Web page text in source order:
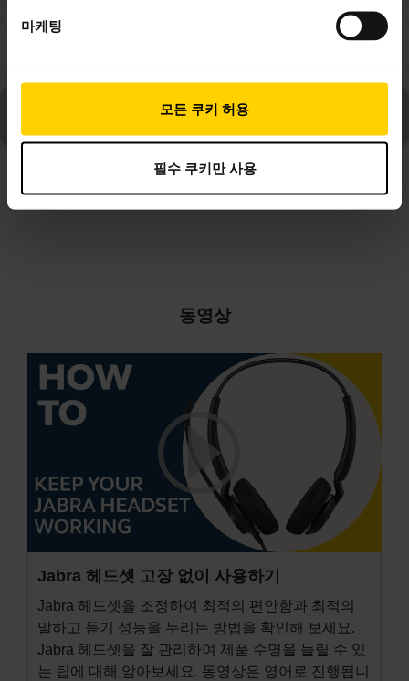
마케팅
모든 쿠키 허용
필수 쿠키만 사용
Counterpath X-Lite에서 사용할 수 있도록 Jabra 장치
Jabra GN2000 Duo Noise Canceling Narrow Band에 대
10 주 10개 표시 중
동영상
Jabra 헤드셋 고장 없이 사용하기
Jabra 헤드셋을 조정하여 최적의 편안함과 최적의
말하고 듣기 성능을 누리는 방법을 확인해 보세요.
Jabra 헤드셋을 잘 관리하여 제품 수명을 늘릴 수 있
는 팁에 대해 알아보세요. 동영상은 영어로 진행됩니